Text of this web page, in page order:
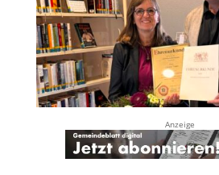
Anzeige